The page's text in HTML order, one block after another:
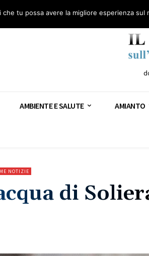
Guardia Nazionale Amianto – AGN Consulenza
AMBIENTE E SALUTE AMIANTO
NOTIZIE
di
tu possa avere la migliore esperienza